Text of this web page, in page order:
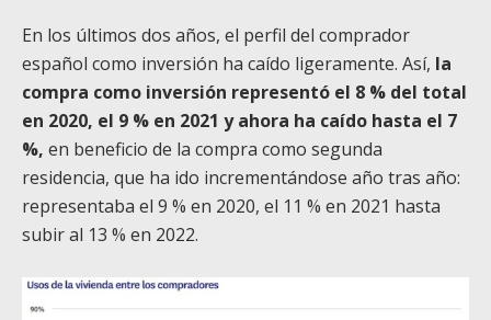
En los últimos dos años, el perfil del comprador
español como inversión ha caído ligeramente. Así, la
compra como inversión representó el 8 % del total
en 2020, el 9 % en 2021 y ahora ha caído hasta el 7
%, en beneficio de la compra como segunda
residencia, que ha ido incrementándose año tras año:
representaba el 9 % en 2020, el 11 % en 2021 hasta
subir al 13 % en 2022.